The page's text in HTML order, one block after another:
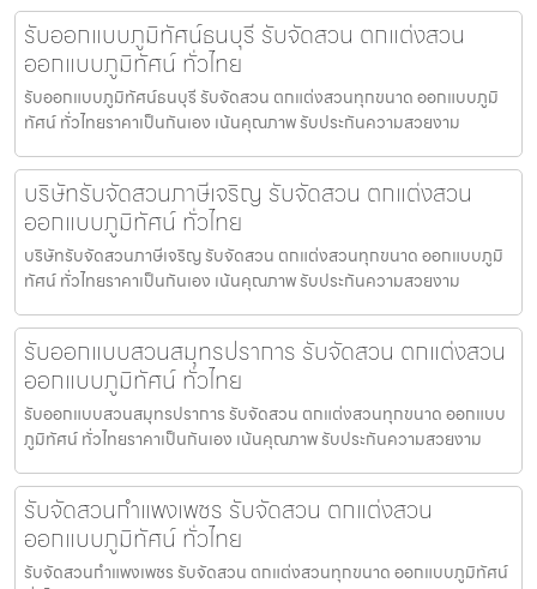
รับออกแบบภูมิทัศน์ธนบุรี รับจัดสวน ตกแต่งสวน
ออกแบบภูมิทัศน์ ทั่วไทย
รับออกแบบภูมิทัศน์ธนบุรี รับจัดสวน ตกแต่งสวนทุกขนาด ออกแบบภูมิ
ทัศน์ ทั่วไทยราคาเป็นกันเอง เน้นคุณภาพ รับประกันความสวยงาม
บริษัทรับจัดสวนภาษีเจริญ รับจัดสวน ตกแต่งสวน
ออกแบบภูมิทัศน์ ทั่วไทย
บริษัทรับจัดสวนภาษีเจริญ รับจัดสวน ตกแต่งสวนทุกขนาด ออกแบบภูมิ
ทัศน์ ทั่วไทยราคาเป็นกันเอง เน้นคุณภาพ รับประกันความสวยงาม
รับออกแบบสวนสมุทรปราการ รับจัดสวน ตกแต่งสวน
ออกแบบภูมิทัศน์ ทั่วไทย
รับออกแบบสวนสมุทรปราการ รับจัดสวน ตกแต่งสวนทุกขนาด ออกแบบ
ภูมิทัศน์ ทั่วไทยราคาเป็นกันเอง เน้นคุณภาพ รับประกันความสวยงาม
รับจัดสวนกำแพงเพชร รับจัดสวน ตกแต่งสวน
ออกแบบภูมิทัศน์ ทั่วไทย
รับจัดสวนกำแพงเพชร รับจัดสวน ตกแต่งสวนทุกขนาด ออกแบบภูมิทัศน์